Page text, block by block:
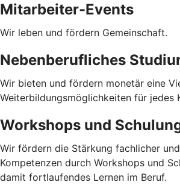
Mitarbeiter-Events
Wir leben und fördern Gemeinschaft.
Nebenberufliches
Wir bieten und fördern monetär eine
Weiterbildungsmöglichkeiten für jedes
Workshops und
Wir fördern die Stärkung fachlicher
Kompetenzen durch Workshops und
damit fortlaufendes Lernen im Beruf.